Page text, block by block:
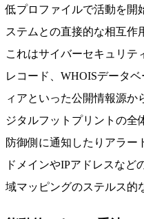
低プロファイルで活動を開
ステムとの直接的な相互作
これはサイバーセキュリテ
レコード、WHOISデータ
ィアといった公開情報源か
ジタルフットプリントの全
防御側に通知したりアラー
ドメインやIPアドレスなど
域マッピングのステルス的